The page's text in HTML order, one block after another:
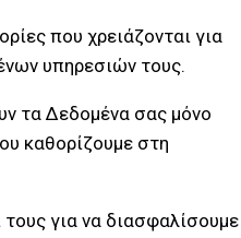
που χρειάζονται για
υπηρεσιών τους.
τα Δεδομένα σας μόνο
καθορίζουμε στη
για να διασφαλίσουμε